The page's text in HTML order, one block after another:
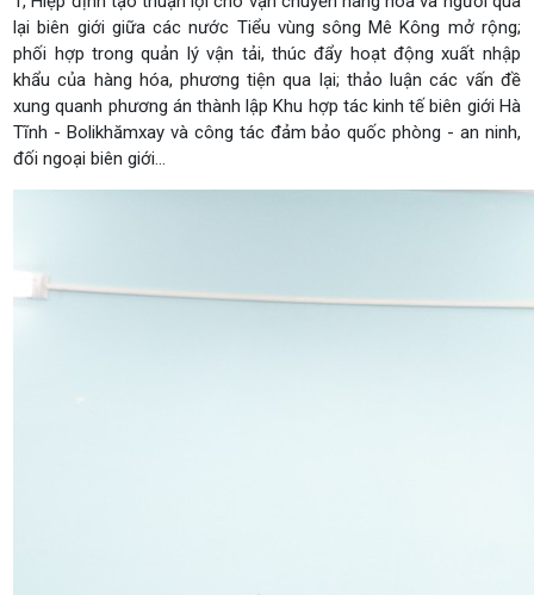
lại biên giới giữa các nước Tiểu vùng sông Mê Kông mở rộng;
phối hợp trong quản lý vận tải, thúc đẩy hoạt động xuất nhập
khẩu của hàng hóa, phương tiện qua lại; thảo luận các vấn đề
xung quanh phương án thành lập Khu hợp tác kinh tế biên giới Hà
Tĩnh - Bolikhămxay và công tác đảm bảo quốc phòng - an ninh,
đối ngoại biên giới…